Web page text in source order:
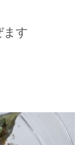
ます